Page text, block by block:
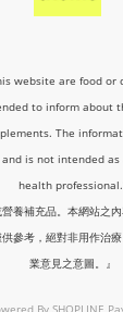
website are food
to inform about
The
is not intended
health
營養補充品。本網站之
參考，絕對非用作治
業意見之意圖。』